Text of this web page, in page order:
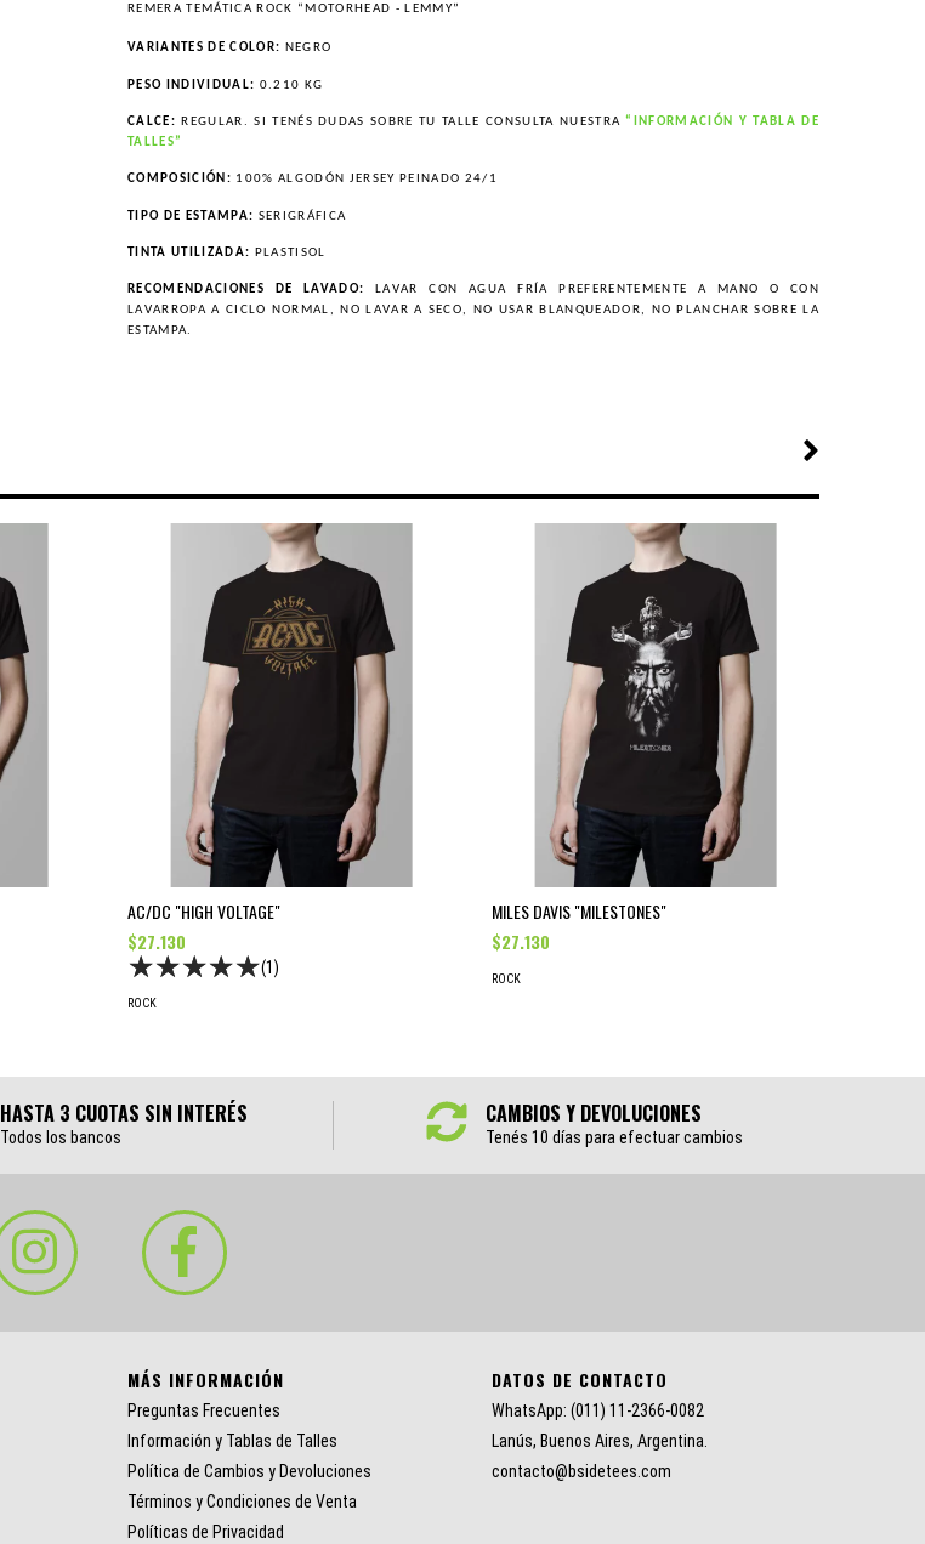
REMERA TEMÁTICA ROCK “MOTORHEAD - LEMMY”
VARIANTES DE COLOR: NEGRO
PESO INDIVIDUAL: 0.210 KG
CALCE: REGULAR. SI TENÉS DUDAS SOBRE TU TALLE CONSULTA NUESTRA“INFORMACIÓN Y TABLA DE
TALLES”
COMPOSICIÓN: 100% ALGODÓN JERSEY PEINADO 24/1
TIPO DE ESTAMPA: SERIGRÁFICA
TINTA UTILIZADA: PLASTISOL
RECOMENDACIONES DE LAVADO:
LAVAR CON AGUA FRÍA PREFERENTEMENTE A MANO O CON
LAVARROPA A CICLO NORMAL, NO LAVAR A SECO, NO USAR BLANQUEADOR, NO PLANCHAR SOBRE LA
ESTAMPA.
AC/DC "HIGH VOLTAGE"
$27.130
(1)
ROCK
MILES DAVIS "MILESTONES"
$27.130
ROCK
HASTA 3 CUOTAS SIN INTERÉS
Todos los bancos
CAMBIOS Y DEVOLUCIONES
Tenés 10 días para efectuar cambios
MÁS INFORMACIÓN
Preguntas Frecuentes
Información y Tablas de Talles
Política de Cambios y Devoluciones
Términos y Condiciones de Venta
Políticas de Privacidad
DATOS DE CONTACTO
WhatsApp: (011) 11-2366-0082
Lanús, Buenos Aires, Argentina.
contacto@bsidetees.com